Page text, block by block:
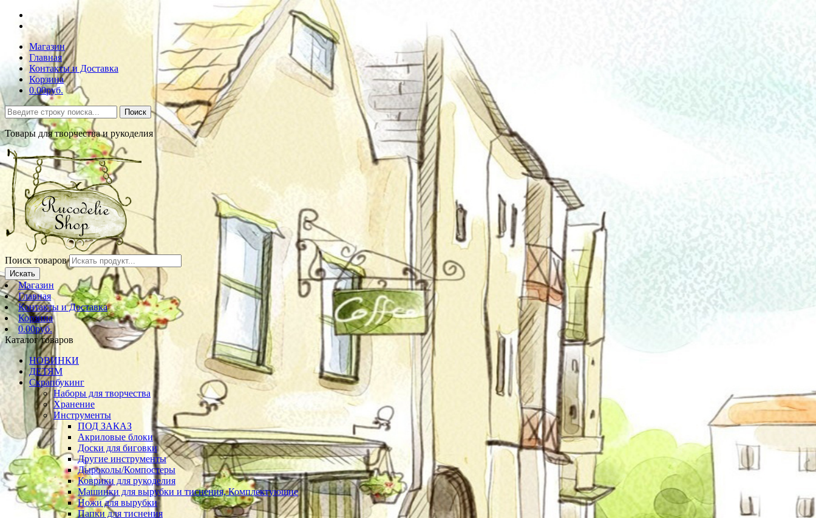
Магазин
Главная
Контакты и Доставка
Корзина
0.00руб.
Поиск
Товары для творчества и рукоделия
Поиск товаров
Искать
Магазин
Главная
Контакты и Доставка
Корзина
0.00руб.
Каталог товаров
НОВИНКИ
ДЕТЯМ
Скрапбукинг
Наборы для творчества
Хранение
Инструменты
ПОД ЗАКАЗ
Акриловые блоки
Доски для биговки
Другие инструменты
Дыроколы/Компостеры
Коврики для рукоделия
Машинки для вырубки и тиснения, Комплектующие
Ножи для вырубки
Папки для тиснения